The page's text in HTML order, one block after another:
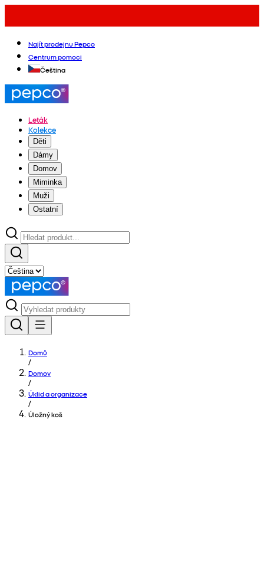
Najít prodejnu Pepco
Centrum pomoci
Čeština
Leták
Kolekce
Děti
Dámy
Domov
Miminka
Muži
Ostatní
Domů
/
Domov
/
Úklid a organizace
/
Úložný koš